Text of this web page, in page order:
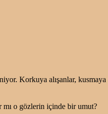
Korkuya alışanlar, kusmaya
o gözlerin içinde bir umut?